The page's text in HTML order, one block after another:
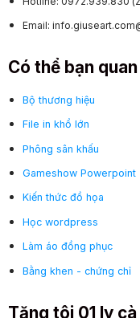
Email:
Có thể bạn
Bộ thương hiệu
File in khổ lớn
Phông sân khấu
Gameshow Powerpoint
Kiến thức đồ họa
Học wordpress
Làm áo đồng phục
Bằng khen - chứng chỉ
Tặng tôi 01 ly